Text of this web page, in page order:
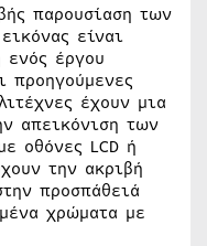
παρουσίαση των
είναι
ενός έργου
προηγούμενες
έχουν μια
απεικόνιση των
οθόνες LCD ή
την ακριβή
προσπάθειά
χρώματα με